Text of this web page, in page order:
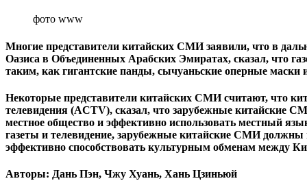
фото www
Многие представители китайских СМИ заявили, что в
Оазиса в Объединенных Арабских Эмиратах, сказал, что
таким, как гигантские панды, сычуаньские оперные маски
Некоторые представители китайских СМИ считают, что
телевидения (ACTV), сказал, что зарубежные китайские
местное общество и эффективно использовать местный
газеты и телевидение, зарубежные китайские СМИ
эффективно способствовать культурным обменам между
Авторы: Дань Пэн, Чжу Хуань, Хань Цзиньюй